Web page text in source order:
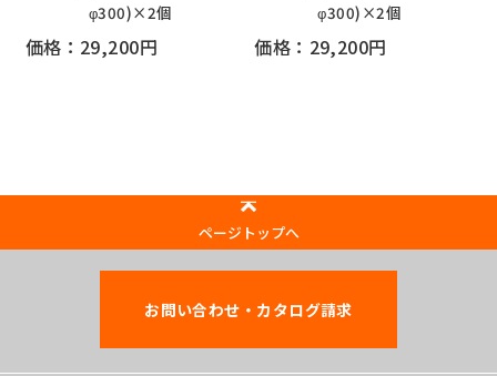
φ300)×2個
価格：29,200円
φ300)×2個
価格：29,200円
ページトップへ
お問い合わせ・カタログ請求